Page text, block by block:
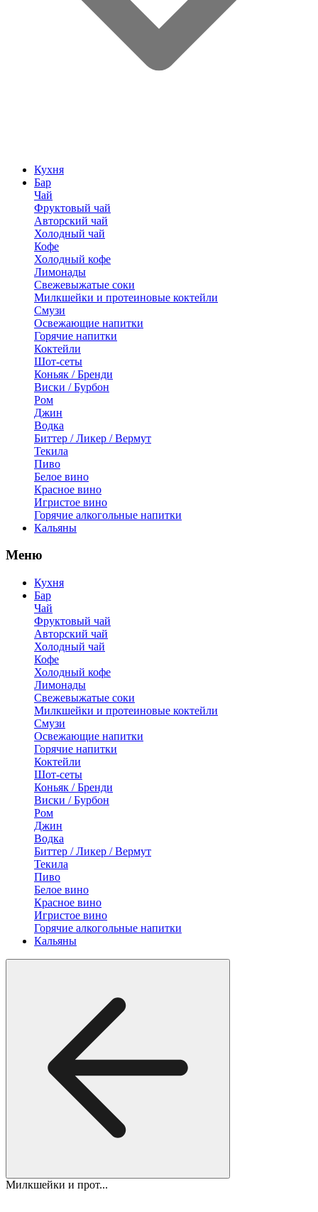
Кухня
Бар
Чай
Фруктовый чай
Авторский чай
Холодный чай
Кофе
Холодный кофе
Лимонады
Свежевыжатые соки
Милкшейки и протеиновые коктейли
Смузи
Освежающие напитки
Горячие напитки
Коктейли
Шот-сеты
Коньяк / Бренди
Виски / Бурбон
Ром
Джин
Водка
Биттер / Ликер / Вермут
Текила
Пиво
Белое вино
Красное вино
Игристое вино
Горячие алкогольные напитки
Кальяны
Меню
Кухня
Бар
Чай
Фруктовый чай
Авторский чай
Холодный чай
Кофе
Холодный кофе
Лимонады
Свежевыжатые соки
Милкшейки и протеиновые коктейли
Смузи
Освежающие напитки
Горячие напитки
Коктейли
Шот-сеты
Коньяк / Бренди
Виски / Бурбон
Ром
Джин
Водка
Биттер / Ликер / Вермут
Текила
Пиво
Белое вино
Красное вино
Игристое вино
Горячие алкогольные напитки
Кальяны
Милкшейки и прот...